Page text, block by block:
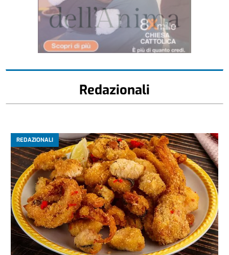
Redazionali
REDAZIONALI